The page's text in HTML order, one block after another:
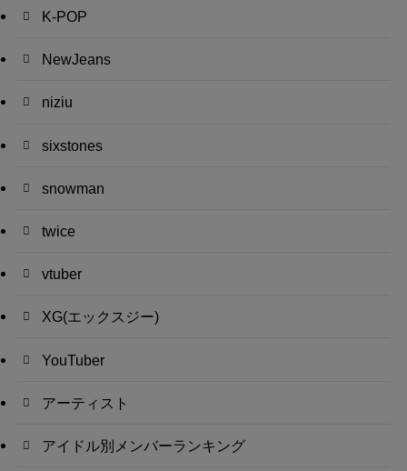
K-POP
NewJeans
niziu
sixstones
snowman
twice
vtuber
XG(エックスジー)
YouTuber
アーティスト
アイドル別メンバーランキング